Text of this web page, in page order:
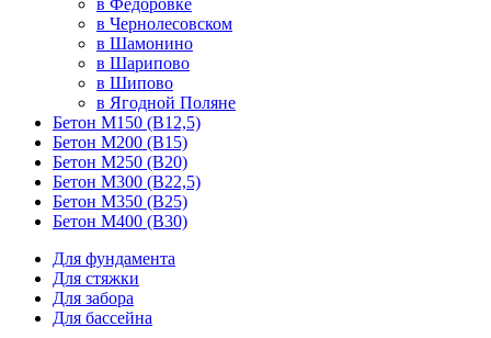
в Федоровке
в Чернолесовском
в Шамонино
в Шарипово
в Шипово
в Ягодной Поляне
Бетон М150 (В12,5)
Бетон М200 (В15)
Бетон М250 (В20)
Бетон М300 (В22,5)
Бетон М350 (В25)
Бетон М400 (В30)
Для фундамента
Для стяжки
Для забора
Для бассейна